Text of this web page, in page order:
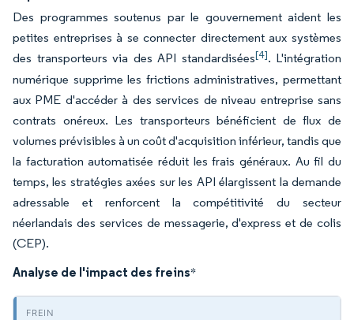
Des programmes soutenus par le gouvernement aident les
petites entreprises à se connecter directement aux systèmes
des transporteurs via des API standardisées[4]. L'intégration
numérique supprime les frictions administratives, permettant
aux PME d'accéder à des services de niveau entreprise sans
contrats onéreux. Les transporteurs bénéficient de flux de
volumes prévisibles à un coût d'acquisition inférieur, tandis que
la facturation automatisée réduit les frais généraux. Au fil du
temps, les stratégies axées sur les API élargissent la demande
adressable et renforcent la compétitivité du secteur
néerlandais des services de messagerie, d'express et de colis
(CEP).
Analyse de l'impact des freins*